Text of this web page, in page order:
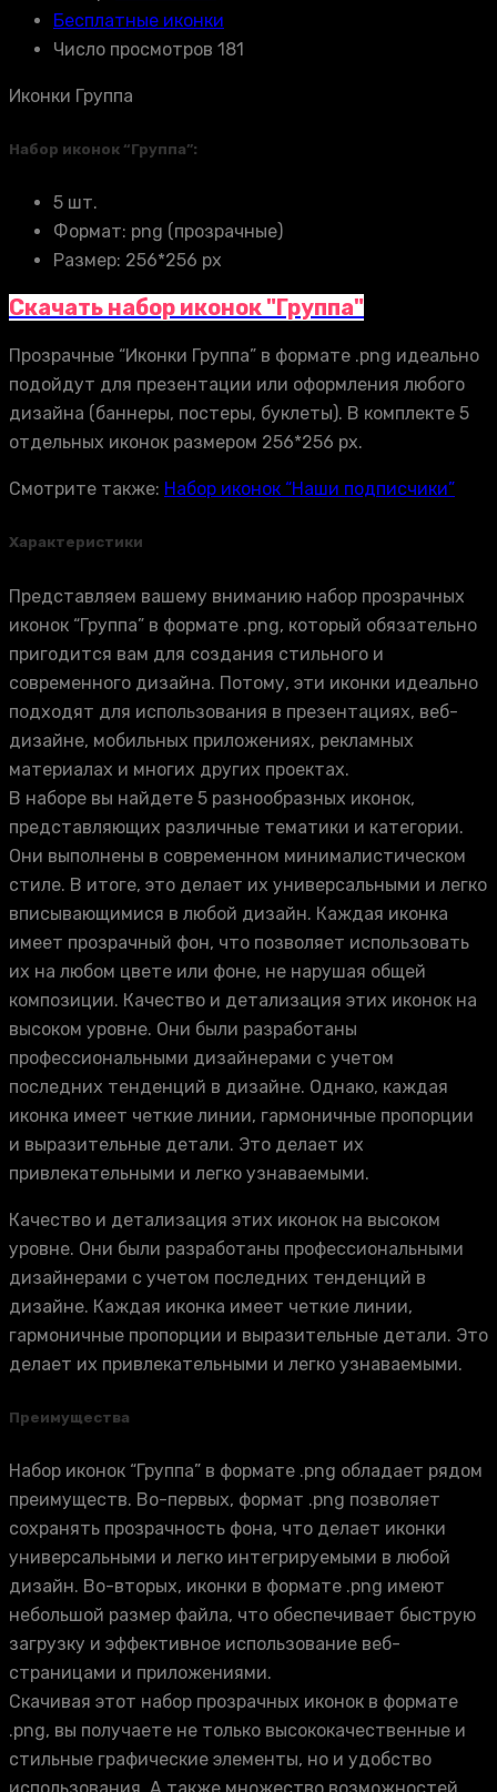
Бесплатные иконки
Число просмотров 181
Иконки Группа
Набор иконок “Группа”:
5 шт.
Формат: png (прозрачные)
Размер: 256*256 px
Скачать набор иконок "Группа"
Прозрачные “Иконки Группа” в формате .png идеально
подойдут для презентации или оформления любого
дизайна (баннеры, постеры, буклеты). В комплекте 5
отдельных иконок размером 256*256 px.
Смотрите также: Набор иконок “Наши подписчики”
Характеристики
Представляем вашему вниманию набор прозрачных
иконок “Группа” в формате .png, который обязательно
пригодится вам для создания стильного и
современного дизайна. Потому, эти иконки идеально
подходят для использования в презентациях, веб-
дизайне, мобильных приложениях, рекламных
материалах и многих других проектах.
В наборе вы найдете 5 разнообразных иконок,
представляющих различные тематики и категории.
Они выполнены в современном минималистическом
стиле. В итоге, это делает их универсальными и легко
вписывающимися в любой дизайн. Каждая иконка
имеет прозрачный фон, что позволяет использовать
их на любом цвете или фоне, не нарушая общей
композиции. Качество и детализация этих иконок на
высоком уровне. Они были разработаны
профессиональными дизайнерами с учетом
последних тенденций в дизайне. Однако, каждая
иконка имеет четкие линии, гармоничные пропорции
и выразительные детали. Это делает их
привлекательными и легко узнаваемыми.
Качество и детализация этих иконок на высоком
уровне. Они были разработаны профессиональными
дизайнерами с учетом последних тенденций в
дизайне. Каждая иконка имеет четкие линии,
гармоничные пропорции и выразительные детали. Это
делает их привлекательными и легко узнаваемыми.
Преимущества
Набор иконок “Группа” в формате .png обладает рядом
преимуществ. Во-первых, формат .png позволяет
сохранять прозрачность фона, что делает иконки
универсальными и легко интегрируемыми в любой
дизайн. Во-вторых, иконки в формате .png имеют
небольшой размер файла, что обеспечивает быструю
загрузку и эффективное использование веб-
страницами и приложениями.
Скачивая этот набор прозрачных иконок в формате
.png, вы получаете не только высококачественные и
стильные графические элементы, но и удобство